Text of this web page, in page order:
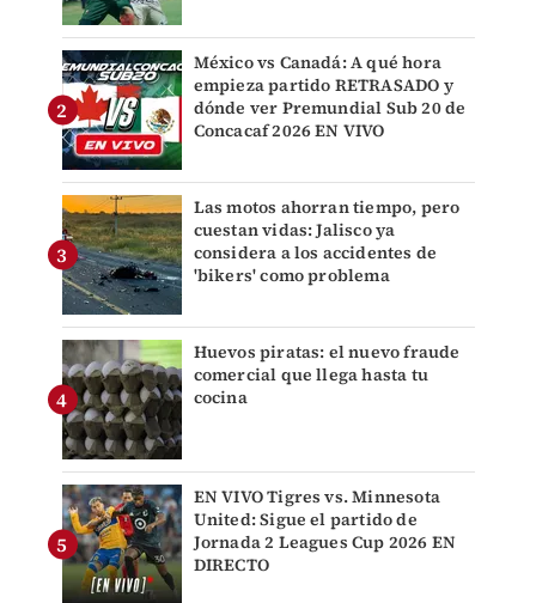
México vs Canadá: A qué hora
empieza partido RETRASADO y
dónde ver Premundial Sub 20 de
Concacaf 2026 EN VIVO
Las motos ahorran tiempo, pero
cuestan vidas: Jalisco ya
considera a los accidentes de
'bikers' como problema
Huevos piratas: el nuevo fraude
comercial que llega hasta tu
cocina
EN VIVO Tigres vs. Minnesota
United: Sigue el partido de
Jornada 2 Leagues Cup 2026 EN
DIRECTO